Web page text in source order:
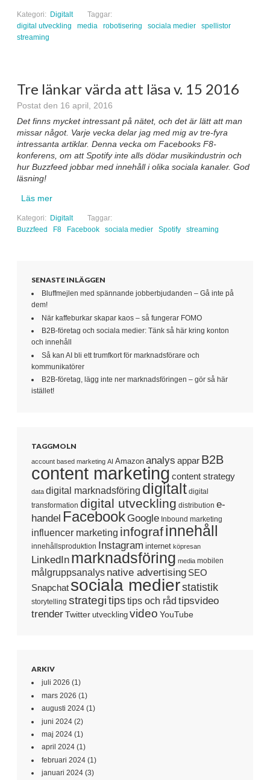
Kategori: Digitalt
Taggar:
digital utveckling
media robotisering sociala medier
spellistor
streaming
Tre länkar värda att läsa v. 15 2016
Postat den 16 april, 2016
Det finns mycket intressant på nätet, och det är lätt att man
missar något. Varje vecka delar jag med mig av tre-fyra
intressanta artiklar. Denna vecka om Facebooks F8-
konferens, om att Spotify inte alls dödar musikindustrin och
hur Buzzfeed jobbar med innehåll i olika sociala kanaler. God
läsning!
Läs mer
Kategori: Digitalt
Taggar:
Buzzfeed
F8 Facebook sociala medier Spotify streaming
SENASTE INLÄGGEN
Bluffmejlen med spännande jobberbjudanden – Gå inte på
dem!
När kaffeburkar skapar kaos – så fungerar FOMO
B2B-företag och sociala medier: Tänk så här kring konton
och innehåll
Så kan AI bli ett trumfkort för marknadsförare och
kommunikatörer
B2B-företag, lägg inte ner marknadsföringen – gör så här
istället!
TAGGMOLN
account based marketing AI Amazon analys appar B2B
content marketing content strategy
data digital marknadsföring digitalt digital
transformation digital utveckling distribution e-
handel Facebook Google Inbound marketing
influencer marketing infografinnehåll
innehållsproduktion Instagram internet köpresan
LinkedIn marknadsföring media mobilen
målgruppsanalys native advertising SEO
Snapchat sociala medierstatistik
storytelling strategi tipstips och råd tipsvideo
trenderTwitter utveckling video YouTube
ARKIV
juli 2026 (1)
mars 2026 (1)
augusti 2024 (1)
juni 2024 (2)
maj 2024 (1)
april 2024 (1)
februari 2024 (1)
januari 2024 (3)